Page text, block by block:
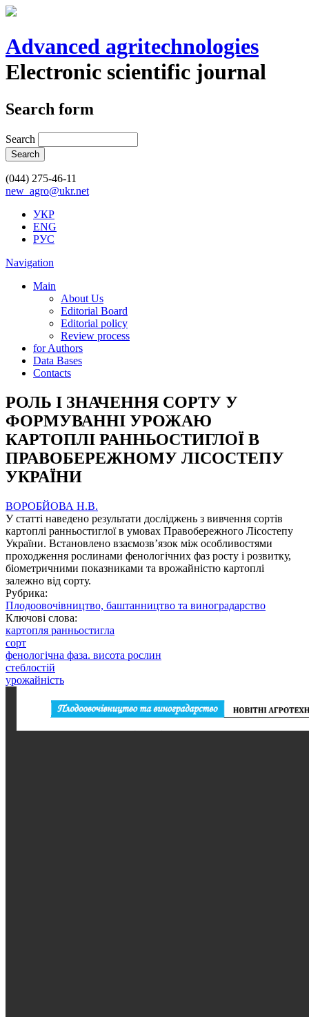
Advanced agritechnologies
Electronic scientific journal
Search form
Search
(044) 275-46-11
new_agro@ukr.net
УКР
ENG
РУС
Navigation
Main
About Us
Editorial Board
Editorial policy
Review process
for Authors
Data Bases
Contacts
РОЛЬ І ЗНАЧЕННЯ СОРТУ У
ФОРМУВАННІ УРОЖАЮ
КАРТОПЛІ РАННЬОСТИГЛОЇ В
ПРАВОБЕРЕЖНОМУ ЛІСОСТЕПУ
УКРАЇНИ
ВОРОБЙОВА Н.В.
У статті наведено результати досліджень з вивчення сортів
картоплі ранньостиглої в умовах Правобережного Лісостепу
України. Встановлено взаємозв’язок між особливостями
проходження рослинами фенологічних фаз росту і розвитку,
біометричними показниками та врожайністю картоплі
залежно від сорту.
Рубрика:
Плодоовочівництво, баштанництво та виноградарство
Ключові слова:
картопля ранньостигла
сорт
фенологічна фаза. висота рослин
стеблостій
урожайність